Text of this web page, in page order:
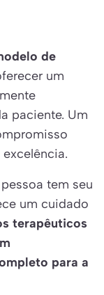
de
um
paciente. Um
tem seu
um cuidado
terapêuticos
para a